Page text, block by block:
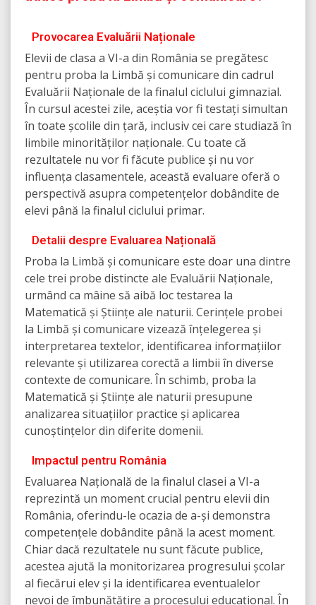
Provocarea Evaluării Naționale
Elevii de clasa a VI-a din România se pregătesc
pentru proba la Limbă și comunicare din cadrul
Evaluării Naționale de la finalul ciclului gimnazial.
În cursul acestei zile, aceștia vor fi testați simultan
în toate școlile din țară, inclusiv cei care studiază în
limbile minorităților naționale. Cu toate că
rezultatele nu vor fi făcute publice și nu vor
influența clasamentele, această evaluare oferă o
perspectivă asupra competențelor dobândite de
elevi până la finalul ciclului primar.
Detalii despre Evaluarea Națională
Proba la Limbă și comunicare este doar una dintre
cele trei probe distincte ale Evaluării Naționale,
urmând ca mâine să aibă loc testarea la
Matematică și Științe ale naturii. Cerințele probei
la Limbă și comunicare vizează înțelegerea și
interpretarea textelor, identificarea informațiilor
relevante și utilizarea corectă a limbii în diverse
contexte de comunicare. În schimb, proba la
Matematică și Științe ale naturii presupune
analizarea situațiilor practice și aplicarea
cunoștințelor din diferite domenii.
Impactul pentru România
Evaluarea Națională de la finalul clasei a VI-a
reprezintă un moment crucial pentru elevii din
România, oferindu-le ocazia de a-și demonstra
competențele dobândite până la acest moment.
Chiar dacă rezultatele nu sunt făcute publice,
acestea ajută la monitorizarea progresului școlar
al fiecărui elev și la identificarea eventualelor
nevoi de îmbunătățire a procesului educațional. În